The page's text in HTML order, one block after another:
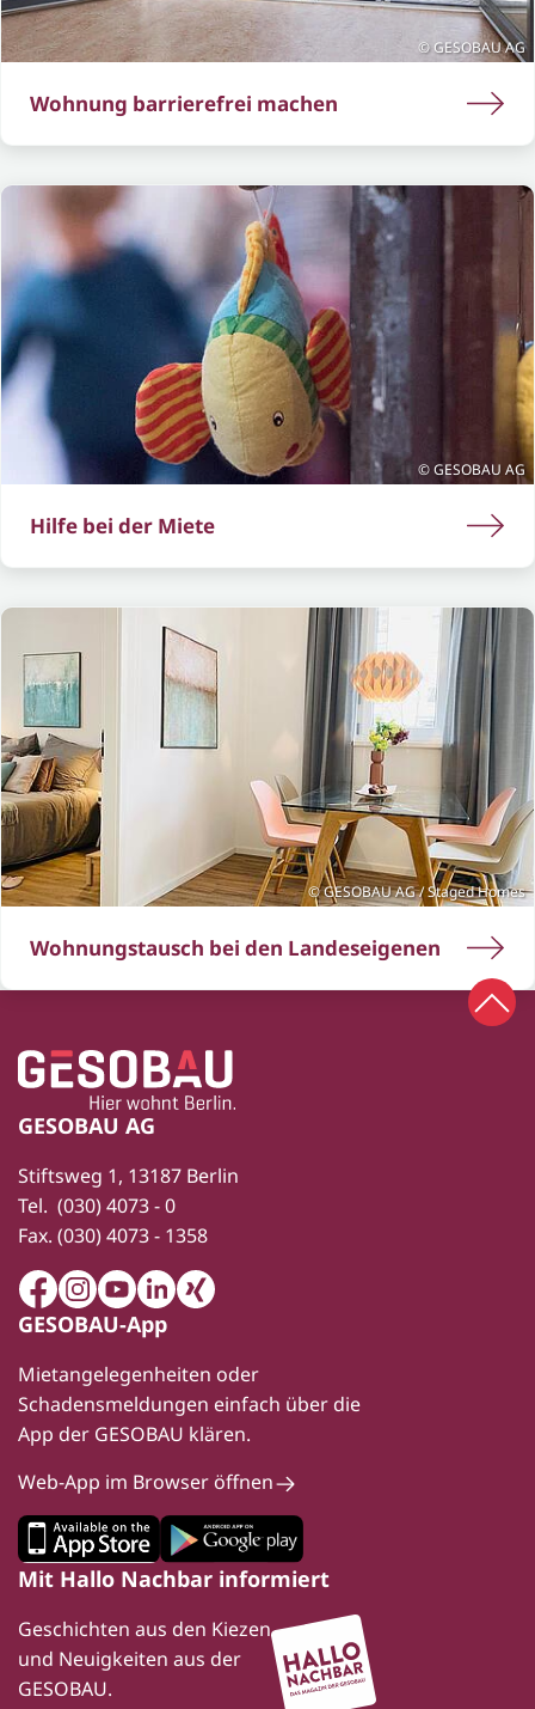
GESOBAU AG
Wohnung barrierefrei machen
GESOBAU AG
Hilfe bei der Miete
GESOBAU AG / Staged Homes
Wohnungstausch bei den Landeseigenen
Fußbereich
Zur Startseite
GESOBAU AG
Stiftsweg 1, 13187 Berlin
Tel. (030) 4073 - 0
Fax. (030) 4073 - 1358
FacebookInstagram
YoutubeLinkedIn
Xing
GESOBAU-App
Mietangelegenheiten oder
Schadensmeldungen einfach über die
App der GESOBAU klären.
Web-App im Browser öffnen
Mit Hallo Nachbar informiert
Geschichten aus den Kiezen
und Neuigkeiten aus der
GESOBAU.